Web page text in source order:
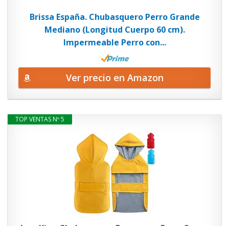
Brissa España. Chubasquero Perro Grande
Mediano (Longitud Cuerpo 60 cm).
Impermeable Perro con...
Ver precio en Amazon
TOP VENTAS Nº 5